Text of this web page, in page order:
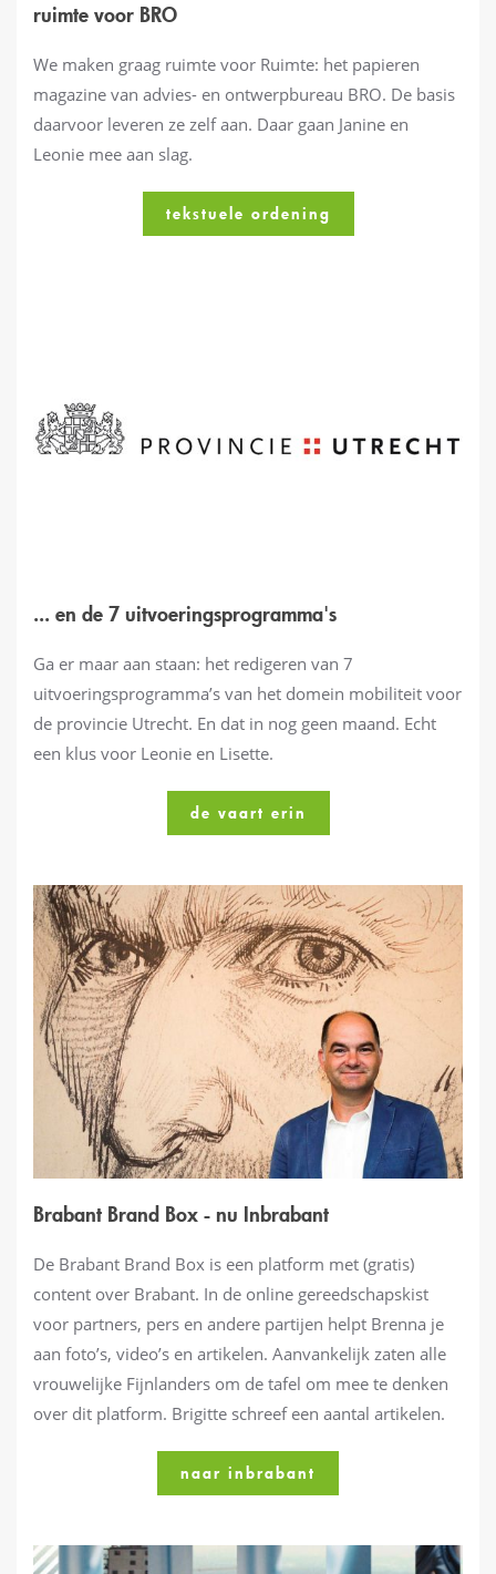
ruimte voor BRO
We maken graag ruimte voor Ruimte: het papieren
magazine van advies- en ontwerpbureau BRO. De basis
daarvoor leveren ze zelf aan. Daar gaan Janine en
Leonie mee aan slag.
tekstuele ordening
... en de 7 uitvoeringsprogramma's
Ga er maar aan staan: het redigeren van 7
uitvoeringsprogramma’s van het domein mobiliteit voor
de provincie Utrecht. En dat in nog geen maand. Echt
een klus voor Leonie en Lisette.
de vaart erin
Brabant Brand Box - nu Inbrabant
De Brabant Brand Box is een platform met (gratis)
content over Brabant. In de online gereedschapskist
voor partners, pers en andere partijen helpt Brenna je
aan foto’s, video’s en artikelen. Aanvankelijk zaten alle
vrouwelijke Fijnlanders om de tafel om mee te denken
over dit platform. Brigitte schreef een aantal artikelen.
naar inbrabant